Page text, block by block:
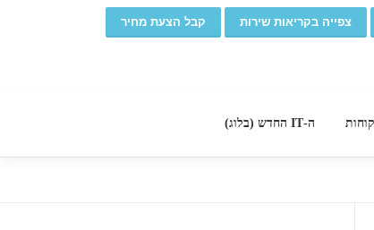
צפייה בקריאות שירות קבל הצעת מחיר
ה-IT החדש (בלוג)